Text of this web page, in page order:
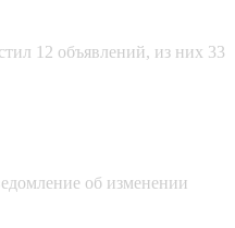
12 объявлений, из них 33
об изменении